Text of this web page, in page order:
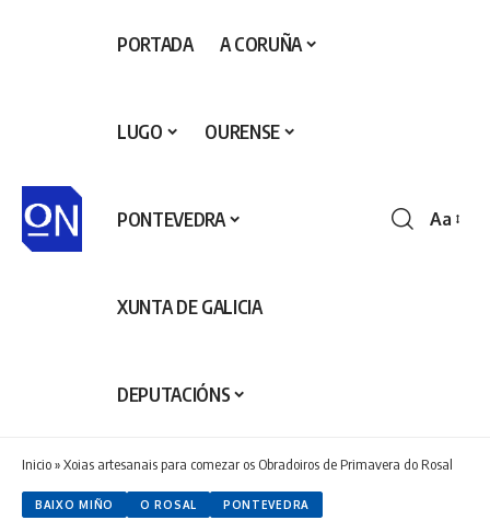
PORTADA A CORUÑA
LUGO OURENSE
PONTEVEDRA
XUNTA DE GALICIA
DEPUTACIÓNS
Aa
Inicio»Xoias artesanais para comezar os Obradoiros de Primavera do Rosal
BAIXO MIÑO O ROSAL PONTEVEDRA